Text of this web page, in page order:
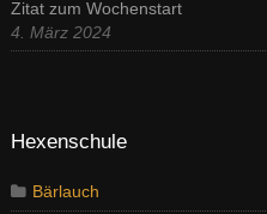
Zitat zum Wochenstart
4. März 2024
Hexenschule
Bärlauch